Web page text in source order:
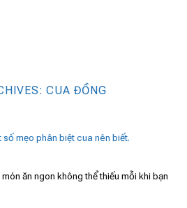
CUA ĐỒNG
mẹo phân biệt cua nên biết.
ăn ngon không thể thiếu mỗi khi bạn